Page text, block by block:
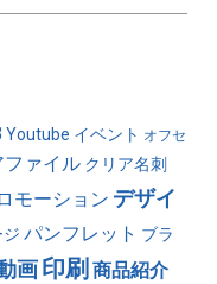
Youtube イベント オフセ
ファイル クリア名刺
モーション デザイ
パンフレット ブラ
画印刷 商品紹介